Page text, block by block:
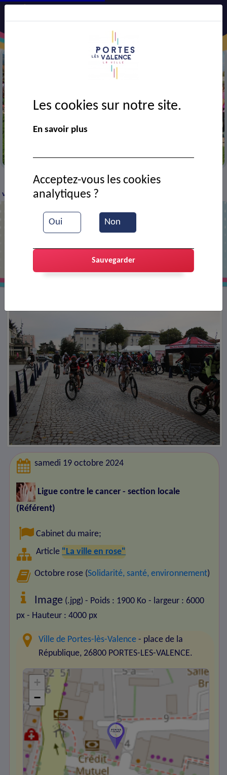
> VIE MUNICIPALE > Ressources documentaires
ville en rose - VTT
samedi 19 octobre 2024
Ligue contre le cancer - section locale
(Référent)
Cabinet du maire;
Article "La ville en rose"
Octobre rose (Solidarité, santé, environnement)
Image (.jpg) - Poids : 1900 Ko - largeur : 6000
px - Hauteur : 4000 px
Ville de Portes-lès-Valence - place de la
République, 26800 PORTES-LES-VALENCE.
+
−
Les cookies sur notre site.
En savoir plus
Oui Non
Acceptez-vous les cookies
analytiques ?
Sauvegarder